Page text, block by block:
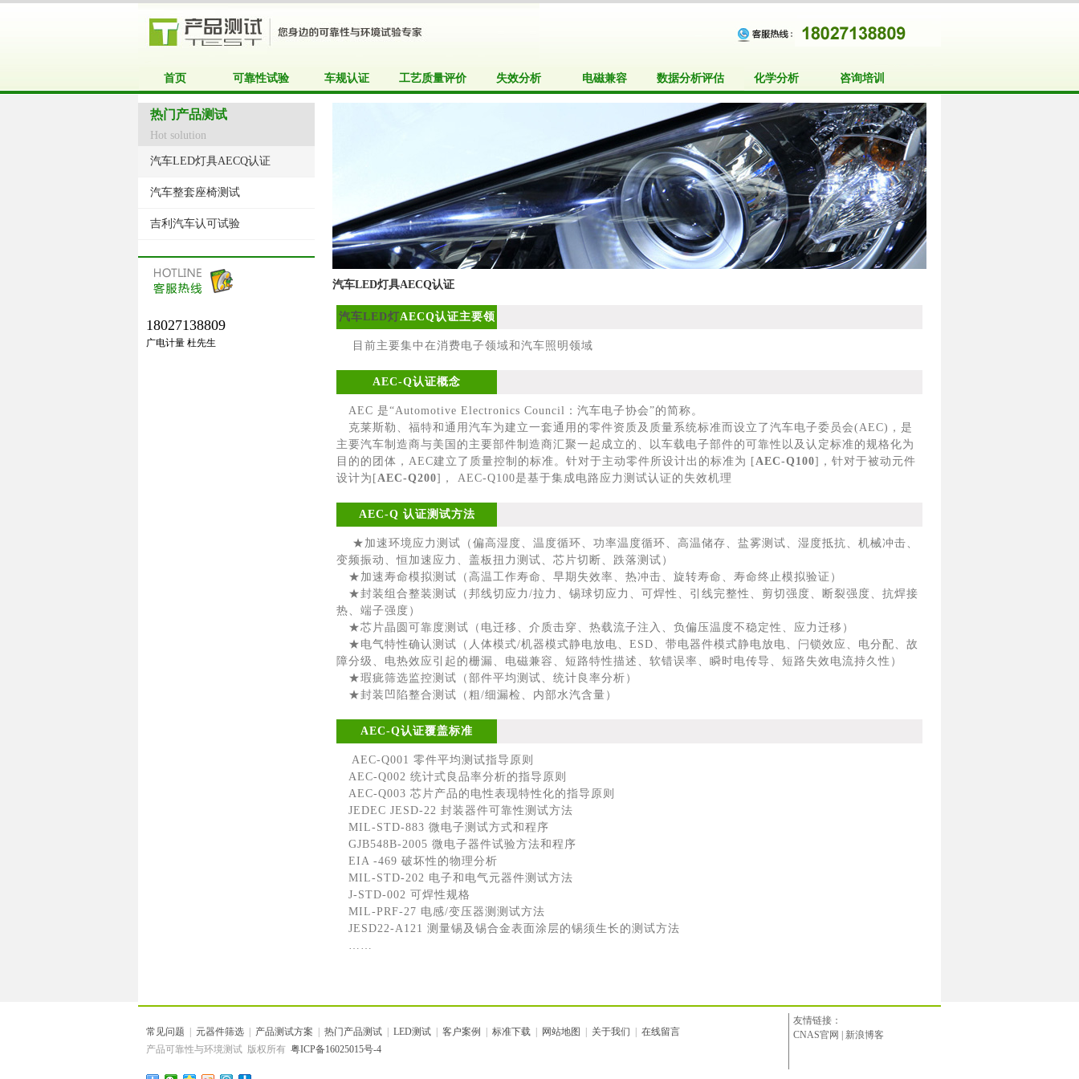
首页 可靠性试验 车规认证 工艺质量评价 失效分析 电磁兼容 数据分析评估 化学分析 咨询培训
热门产品测试
Hot solution
汽车LED灯具AECQ认证
汽车整套座椅测试
吉利汽车认可试验
18027138809
广电计量 杜先生
汽车LED灯具AECQ认证
汽车LED灯AECQ认证主要领
域
目前主要集中在消费电子领域和汽车照明领域
AEC-Q认证概念
AEC 是“Automotive Electronics Council：汽车电子协会”的简称。
克莱斯勒、福特和通用汽车为建立一套通用的零件资质及质量系统标准而设立了汽车电子委员会(AEC)，是
主要汽车制造商与美国的主要部件制造商汇聚一起成立的、以车载电子部件的可靠性以及认定标准的规格化为
目的的团体，AEC建立了质量控制的标准。针对于主动零件所设计出的标准为 [AEC-Q100]，针对于被动元件
设计为[AEC-Q200]， AEC-Q100是基于集成电路应力测试认证的失效机理
AEC-Q 认证测试方法
★加速环境应力测试（偏高湿度、温度循环、功率温度循环、高温储存、盐雾测试、湿度抵抗、机械冲击、
变频振动、恒加速应力、盖板扭力测试、芯片切断、跌落测试）
★加速寿命模拟测试（高温工作寿命、早期失效率、热冲击、旋转寿命、寿命终止模拟验证）
★封装组合整装测试（邦线切应力/拉力、锡球切应力、可焊性、引线完整性、剪切强度、断裂强度、抗焊接
热、端子强度）
★芯片晶圆可靠度测试（电迁移、介质击穿、热载流子注入、负偏压温度不稳定性、应力迁移）
★电气特性确认测试（人体模式/机器模式静电放电、ESD、带电器件模式静电放电、闩锁效应、电分配、故
障分级、电热效应引起的栅漏、电磁兼容、短路特性描述、软错误率、瞬时电传导、短路失效电流持久性）
★瑕疵筛选监控测试（部件平均测试、统计良率分析）
★封装凹陷整合测试（粗/细漏检、内部水汽含量）
AEC-Q认证覆盖标准
AEC-Q001 零件平均测试指导原则
AEC-Q002 统计式良品率分析的指导原则
AEC-Q003 芯片产品的电性表现特性化的指导原则
JEDEC JESD-22 封装器件可靠性测试方法
MIL-STD-883 微电子测试方式和程序
GJB548B-2005 微电子器件试验方法和程序
EIA -469 破坏性的物理分析
MIL-STD-202 电子和电气元器件测试方法
J-STD-002 可焊性规格
MIL-PRF-27 电感/变压器测测试方法
JESD22-A121 测量锡及锡合金表面涂层的锡须生长的测试方法
……
常见问题 元器件筛选 产品测试方案 热门产品测试 LED测试 客户案例 标准下载 网站地图 关于我们
在线留言
产品可靠性与环境测试 版权所有 粤ICP备16025015号-4
友情链接：
CNAS官网
新浪博客